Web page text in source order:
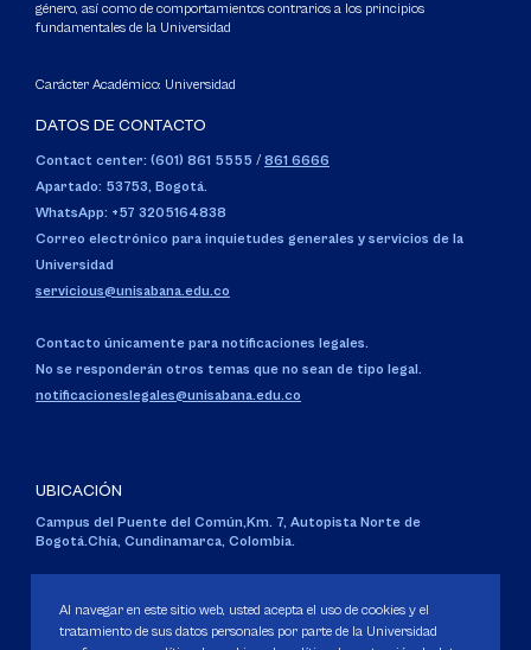
género, así como de comportamientos contrarios a los principios
fundamentales de la Universidad
Carácter Académico: Universidad
DATOS DE CONTACTO
Contact center: (601) 861 5555 / 861 6666
Apartado: 53753, Bogotá.
WhatsApp: +57 3205164838
Correo electrónico para inquietudes generales y servicios de la
Universidad
servicious@unisabana.edu.co
Contacto únicamente para notificaciones legales.
No se responderán otros temas que no sean de tipo legal.
notificacioneslegales@unisabana.edu.co
UBICACIÓN
Campus del Puente del Común,Km. 7, Autopista Norte de
Bogotá.Chía, Cundinamarca, Colombia.
Personería Jurídica:Resolución 130 del 14 de enero de 1980.
Ministerio de Educación Nacional.
Al navegar en este sitio web, usted acepta el uso de cookies y el
tratamiento de sus datos personales por parte de la Universidad